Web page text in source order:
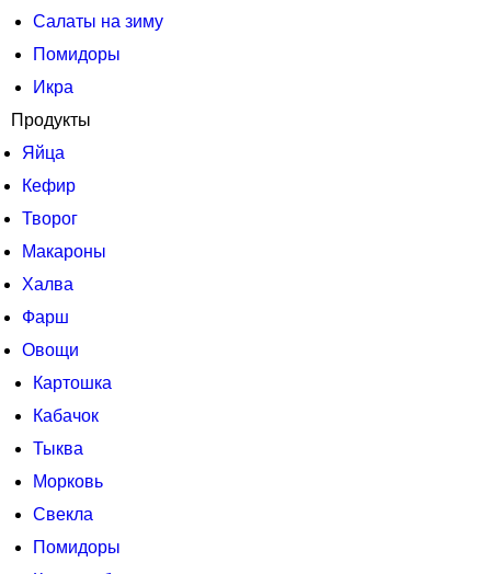
Салаты на зиму
Помидоры
Икра
Продукты
Яйца
Кефир
Творог
Макароны
Халва
Фарш
Овощи
Картошка
Кабачок
Тыква
Морковь
Свекла
Помидоры